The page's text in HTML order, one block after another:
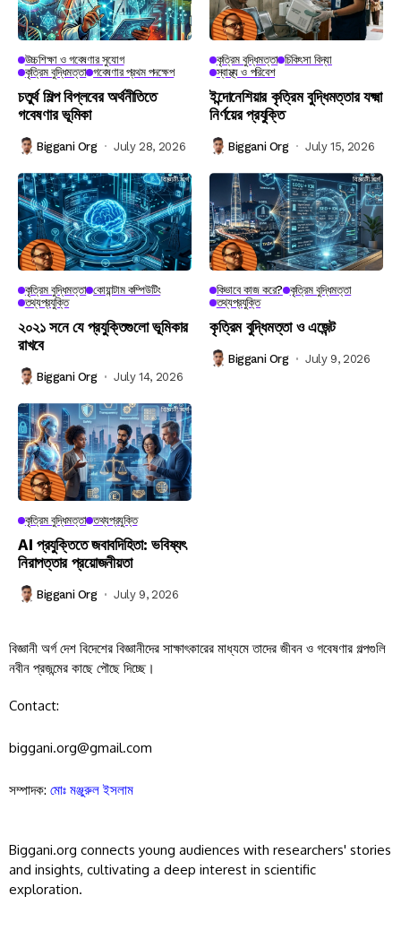
উচ্চশিক্ষা ও গবেষণার সুযোগ
কৃত্রিম বুদ্ধিমত্তা গবেষণার প্রথম পদক্ষেপ
চতুর্থ শিল্প বিপ্লবের অর্থনীতিতে
গবেষণার ভূমিকা
Biggani Org July 28, 2026
কৃত্রিম বুদ্ধিমত্তা চিকিৎসা বিদ্যা
স্বাস্থ্য ও পরিবেশ
ইন্দোনেশিয়ার কৃত্রিম বুদ্ধিমত্তার যক্ষ্মা
নির্ণয়ের প্রযুক্তি
Biggani Org July 15, 2026
কৃত্রিম বুদ্ধিমত্তা কোয়ান্টাম কম্পিউটিং
তথ্যপ্রযুক্তি
২০২১ সনে যে প্রযুক্তিগুলো ভূমিকার
রাখবে
Biggani Org July 14, 2026
কিভাবে কাজ করে? কৃত্রিম বুদ্ধিমত্তা
তথ্যপ্রযুক্তি
কৃত্রিম বুদ্ধিমত্তা ও এজেন্ট
Biggani Org July 9, 2026
কৃত্রিম বুদ্ধিমত্তা তথ্যপ্রযুক্তি
AI প্রযুক্তিতে জবাবদিহিতা: ভবিষ্যৎ
নিরাপত্তার প্রয়োজনীয়তা
Biggani Org July 9, 2026
বিজ্ঞানী অর্গ দেশ বিদেশের বিজ্ঞানীদের সাক্ষাৎকারের মাধ্যমে তাদের জীবন ও গবেষণার গল্পগুলি
নবীন প্রজন্মের কাছে পৌছে দিচ্ছে।
Contact:
biggani.org@gmail.com
সম্পাদক: মোঃ মঞ্জুরুল ইসলাম
Biggani.org connects young audiences with researchers' stories
and insights, cultivating a deep interest in scientific
exploration.